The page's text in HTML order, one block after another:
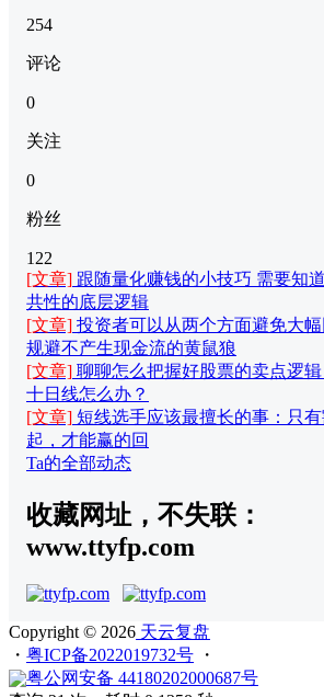
254
评论
0
关注
0
粉丝
122
[文章] 跟随量化赚钱的小技巧 需要知
共性的底层逻辑
[文章] 投资者可以从两个方面避免大
规避不产生现金流的黄鼠狼
[文章] 聊聊怎么把握好股票的卖点逻辑
十日线怎么办？
[文章] 短线选手应该最擅长的事：只
起，才能赢的回
Ta的全部动态
收藏网址，不失联：
www.ttyfp.com
Copyright © 2026 天云复盘
・ 粤ICP备2022019732号
・
粤公网安备 44180202000687号